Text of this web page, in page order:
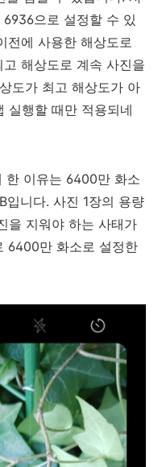
으로 설정할 수 있
전에 사용한 해상도로
해상도로 계속 사진을
도가 최고 해상도가 아
실행할 때만 적용되네
한 이유는 6400만 화소
입니다. 사진 1장의 용량
을 지워야 하는 사태가
6400만 화소로 설정한